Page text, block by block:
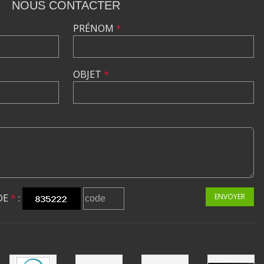
NOUS CONTACTER
PRÉNOM *
OBJET *
* : ENVOYER